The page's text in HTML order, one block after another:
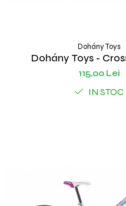
Dohány Toys
Dohány Toys -
115,00 Lei
IN STOC